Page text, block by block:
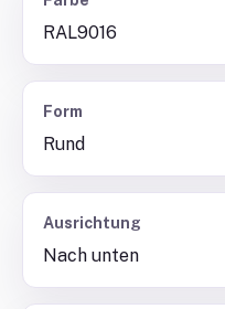
RAL9016
Form
Rund
Ausrichtung
Nach unten